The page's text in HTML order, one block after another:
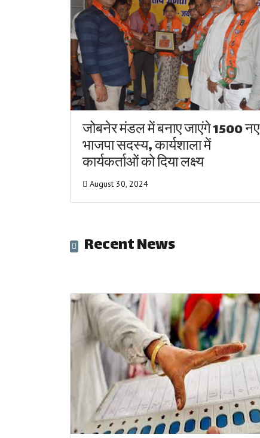
जोबनेर मंडल में बनाए जाएंगे 1500 नए
भाजपा सदस्य, कार्यशाला में
कार्यकर्ताओं को दिया लक्ष्य
August 30, 2024
Recent News